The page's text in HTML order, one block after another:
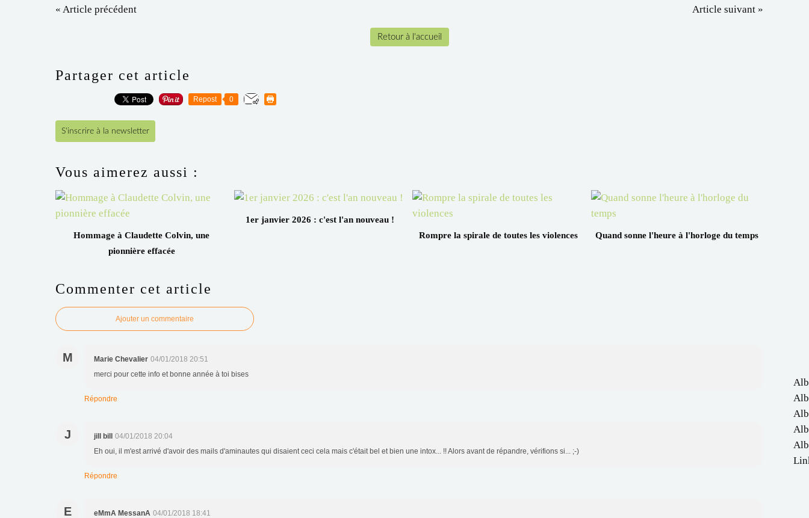
« Article précédent Article suivant »
Retour à l'accueil
Partager cet article
Repost 0
S'inscrire à la newsletter
Vous aimerez aussi :
Hommage à Claudette Colvin, une
pionnière effacée
1er janvier 2026 : c'est l'an nouveau !
Rompre la spirale de toutes les violences
Quand sonne l'heure à l'horloge du temps
Commenter cet article
Ajouter un commentaire
M Marie Chevalier 04/01/2018 20:51
merci pour cette info et bonne année à toi bises
Répondre
J jill bill 04/01/2018 20:04
Eh oui, il m'est arrivé d'avoir des mails d'aminautes qui disaient ceci cela mais c'était bel et bien une intox... !! Alors avant de répandre, vérifions si... ;-)
Répondre
E eMmA MessanA 04/01/2018 18:41